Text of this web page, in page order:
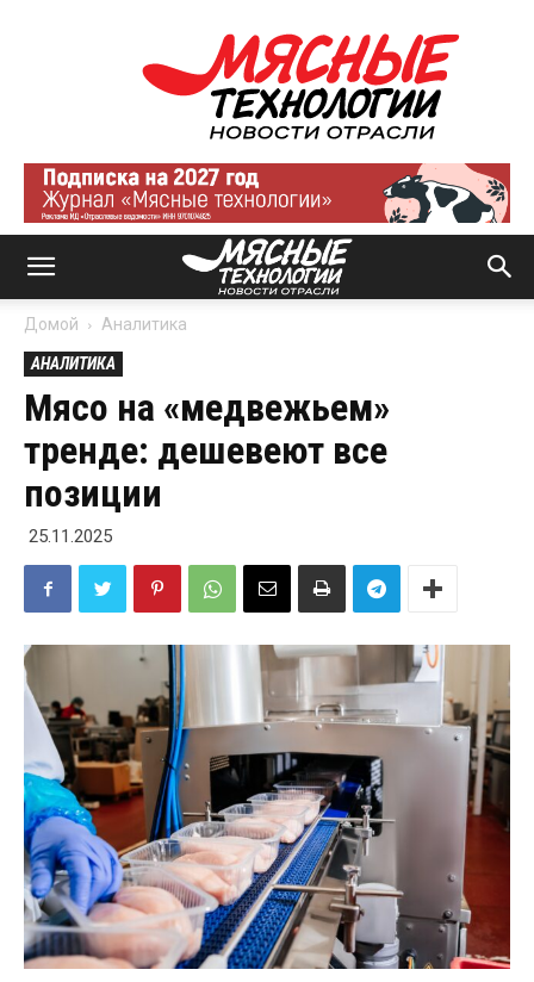
Мясные
технологии
|
Новости
отрасли
Домой Аналитика
АНАЛИТИКА
Мясо на «медвежьем»
тренде: дешевеют все
позиции
25.11.2025